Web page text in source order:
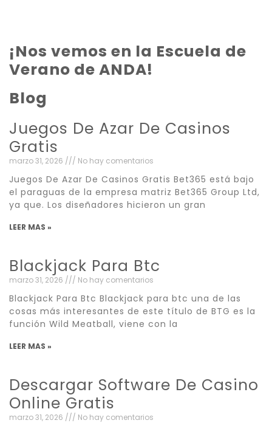
¡Nos vemos en la Escuela de
Verano de ANDA!
Blog
Juegos De Azar De Casinos
Gratis
marzo 31, 2026 No hay comentarios
Juegos De Azar De Casinos Gratis Bet365 está bajo
el paraguas de la empresa matriz Bet365 Group Ltd,
ya que. Los diseñadores hicieron un gran
LEER MAS »
Blackjack Para Btc
marzo 31, 2026 No hay comentarios
Blackjack Para Btc Blackjack para btc una de las
cosas más interesantes de este título de BTG es la
función Wild Meatball, viene con la
LEER MAS »
Descargar Software De Casino
Online Gratis
marzo 31, 2026 No hay comentarios